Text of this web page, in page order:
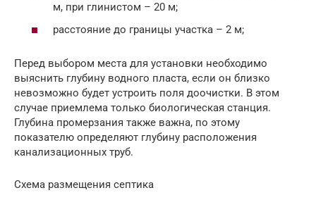
м, при глинистом – 20 м;
расстояние до границы участка – 2 м;
Перед выбором места для установки необходимо
выяснить глубину водного пласта, если он близко
невозможно будет устроить поля доочистки. В этом
случае приемлема только биологическая станция.
Глубина промерзания также важна, по этому
показателю определяют глубину расположения
канализационных труб.
Схема размещения септика